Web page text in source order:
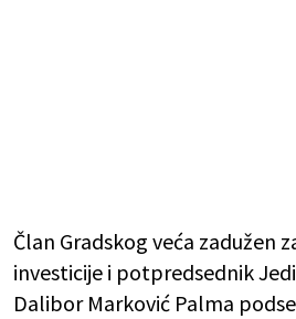
Član Gradskog veća zadužen
investicije i potpredsednik
Dalibor Marković Palma